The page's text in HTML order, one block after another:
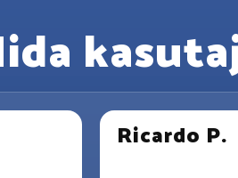
Ricardo P.